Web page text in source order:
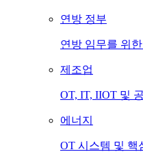
연방 정부
연방 임무를 위
제조업
OT, IT, IIOT 및
에너지
OT 시스템 및 핵